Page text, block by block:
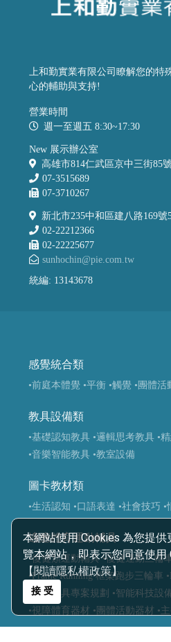
本網站使用 Cookies 為您提
覽本網站，即表示您同意使用
【閱讀隱私權政策】
接 受
上和勤實業有限公司瞭解您的特
心的輔助與支持!
營業時間
週一至週五 8:30~17:30
New 展示辦公室
高雄市814仁武區京中三街85
07-3515689
07-3710267
新北市235中和區建八路169號
02-22212366
02-22225677
sunhochin@pie.com.tw
統編: 13143678
感覺統合類
•前庭本體覺 •平衡 •觸覺 •團體活
教具設備類
•基礎認知教具 •邏輯思考教具 •
•音樂智能教具 •教室設備
圖卡教材類
•生活認知 •口語表達 •社會技巧 •
適應體育運動輔具
•復健類運動輔具 •復健運動三輪
•Frame Running 框架跑步三輪車
•運動輔具專案規劃 •智能科技設
•視障體育器材 •團體活動器材 •